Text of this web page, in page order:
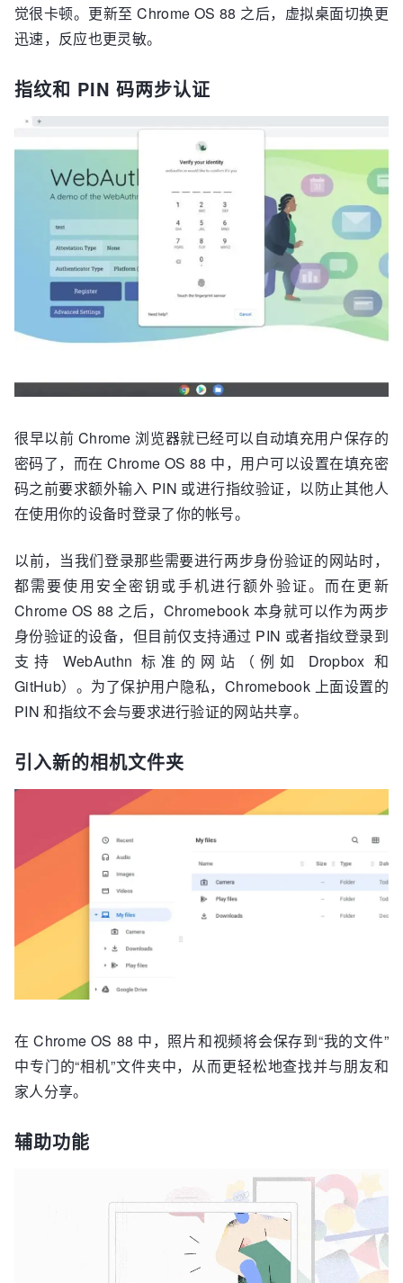
觉很卡顿。更新至 Chrome OS 88 之后，虚拟桌面切换更
迅速，反应也更灵敏。
指纹和 PIN 码两步认证
很早以前 Chrome 浏览器就已经可以自动填充用户保存的
密码了，而在 Chrome OS 88 中，用户可以设置在填充密
码之前要求额外输入 PIN 或进行指纹验证，以防止其他人
在使用你的设备时登录了你的帐号。
以前，当我们登录那些需要进行两步身份验证的网站时，
都需要使用安全密钥或手机进行额外验证。而在更新
Chrome OS 88 之后，Chromebook 本身就可以作为两步
身份验证的设备，但目前仅支持通过 PIN 或者指纹登录到
支持 WebAuthn 标准的网站（例如 Dropbox 和
GitHub）。为了保护用户隐私，Chromebook 上面设置的
PIN 和指纹不会与要求进行验证的网站共享。
引入新的相机文件夹
在 Chrome OS 88 中，照片和视频将会保存到“我的文件”
中专门的“相机”文件夹中，从而更轻松地查找并与朋友和
家人分享。
辅助功能